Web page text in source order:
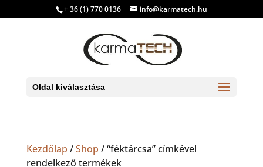
+ 36 (1) 770 0136 info@karmatech.hu
Oldal kiválasztása
Kezdőlap /Shop / “féktárcsa” címkével
rendelkező termékek